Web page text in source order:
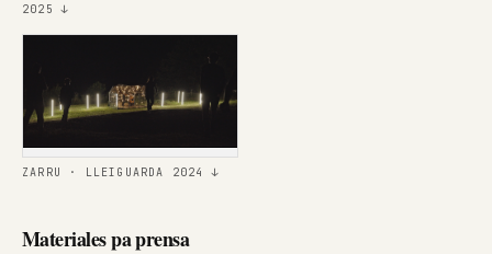
2025 ↓
ZARRU · LLEIGUARDA 2024 ↓
Materiales pa prensa